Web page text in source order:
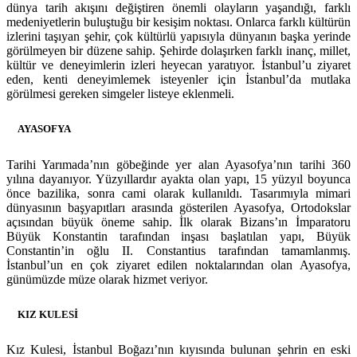
dünya tarih akışını değiştiren önemli olayların yaşandığı, farklı
medeniyetlerin buluştuğu bir kesişim noktası. Onlarca farklı kültürün
izlerini taşıyan şehir, çok kültürlü yapısıyla dünyanın başka yerinde
görülmeyen bir düzene sahip. Şehirde dolaşırken farklı inanç, millet,
kültür ve deneyimlerin izleri heyecan yaratıyor. İstanbul’u ziyaret
eden, kenti deneyimlemek isteyenler için İstanbul’da mutlaka
görülmesi gereken simgeler listeye eklenmeli.
AYASOFYA
Tarihi Yarımada’nın göbeğinde yer alan Ayasofya’nın tarihi 360
yılına dayanıyor. Yüzyıllardır ayakta olan yapı, 15 yüzyıl boyunca
önce bazilika, sonra cami olarak kullanıldı. Tasarımıyla mimari
dünyasının başyapıtları arasında gösterilen Ayasofya, Ortodokslar
açısından büyük öneme sahip. İlk olarak Bizans’ın İmparatoru
Büyük Konstantin tarafından inşası başlatılan yapı, Büyük
Constantin’in oğlu II. Constantius tarafından tamamlanmış.
İstanbul’un en çok ziyaret edilen noktalarından olan Ayasofya,
günümüzde müze olarak hizmet veriyor.
KIZ KULESİ
Kız Kulesi, İstanbul Boğazı’nın kıyısında bulunan şehrin en eski